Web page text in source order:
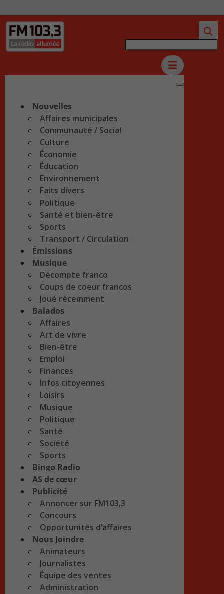
Nouvelles
Affaires municipales
Communauté / Social
Culture
Économie
Éducation
Environnement
Faits divers
Politique
Santé et bien-être
Sports
Transport / Circulation
Émissions
Musique
Décompte franco
Coups de coeur francos
Joué récemment
Balados
Affaires
Art de vivre
Bien-être
Emploi
Finances
Infos citoyennes
Loisirs
Musique
Politique
Santé
Société
Sports
Bingo Radio
AS de cœur
Publicité
Annoncer sur FM103,3
Concours
Opportunités d’affaires
Nous Joindre
Animateurs
Journalistes
Équipe des ventes
Administration